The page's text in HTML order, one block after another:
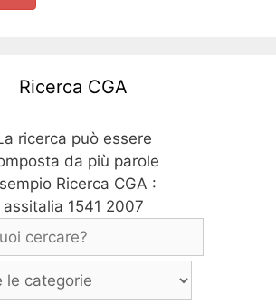
Ricerca CGA
ricerca può essere
da più parole
Ricerca CGA :
assitalia 1541 2007